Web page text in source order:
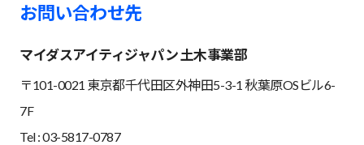
お問い合わせ先
マイダスアイティジャパン 土木事業部
〒101-0021 東京都千代田区外神田5-3-1 秋葉原OSビル6-
7F
Tel : 03-5817-0787